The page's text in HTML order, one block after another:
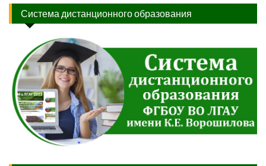
Система дистанционного образования